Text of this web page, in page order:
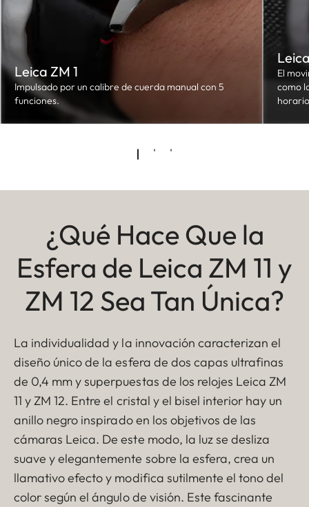
Leica ZM 1
Impulsado por un calibre de cuerda manual con 5
funciones.
El
como
¿Qué Hace Que la
Esfera de Leica ZM 11 y
ZM 12 Sea Tan Única?
La individualidad y la innovación caracterizan el
diseño único de la esfera de dos capas ultrafinas
de 0,4 mm y superpuestas de los relojes Leica ZM
11 y ZM 12. Entre el cristal y el bisel interior hay un
anillo negro inspirado en los objetivos de las
cámaras Leica. De este modo, la luz se desliza
suave y elegantemente sobre la esfera, crea un
llamativo efecto y modifica sutilmente el tono del
color según el ángulo de visión. Este fascinante